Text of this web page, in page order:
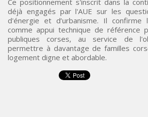
Ce positionnement s'inscrit dans la
déjà engagés par l'AUE sur les
d'énergie et d’urbanisme. Il confirme
comme appui technique de référence
publiques corses, au service de
permettre à davantage de familles
logement digne et abordable.